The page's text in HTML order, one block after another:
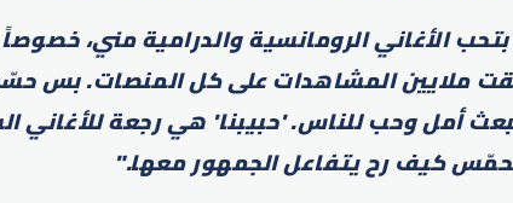
الأغاني الرومانسية والدرامية مني، خصوصاً
ملايين المشاهدات على كل المنصات. بس
أمل وحب للناس. 'حبيبنا' هي رجعة للأغاني
كيف رح يتفاعل الجمهور معها."